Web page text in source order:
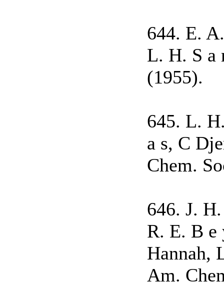
644. E.
L. H. S a
(1955).
645. L.
a s, C
Chem.
646. J.
R. E. В e
Hannah,
Am.